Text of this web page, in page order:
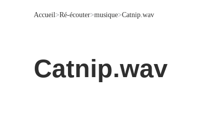
Accueil>Ré-écouter>musique>Catnip.wav
Catnip.wav